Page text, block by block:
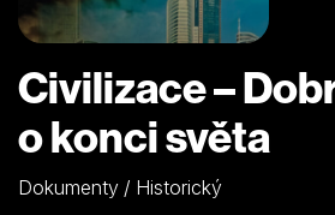
Civilizace –
o konci světa
Dokumenty / Historický